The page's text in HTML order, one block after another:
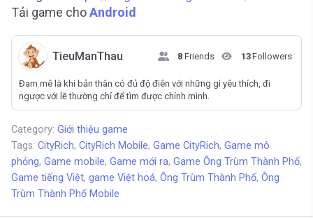
Tải game choAndroid
TieuManThau 8 Friends 13Followers
Đam mê là khi bản thân có đủ độ điên với những gì yêu thích, đi
ngược với lẽ thường chỉ để tìm được chính mình.
Category: Giới thiệu game
Tags: CityRich, CityRich Mobile, Game CityRich, Game mô
phỏng, Game mobile, Game mới ra, Game Ông Trùm Thành Phố,
Game tiếng Việt, game Việt hoá, Ông Trùm Thành Phố, Ông
Trùm Thành Phố Mobile